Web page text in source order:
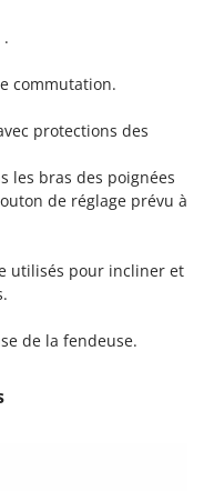
commutation.
protections des
les bras des poignées
de réglage prévu à
utilisés pour incliner et
de la fendeuse.